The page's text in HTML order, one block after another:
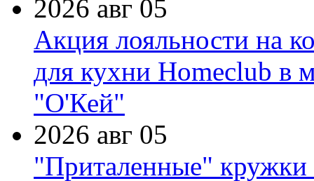
2026 авг 05
Акция лояльности на
для кухни Homeclub в
"О'Кей"
2026 авг 05
"Приталенные" кружки